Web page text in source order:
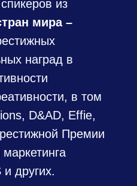
из
мира –
наград в
в том
D&AD, Effie,
Премии
других.